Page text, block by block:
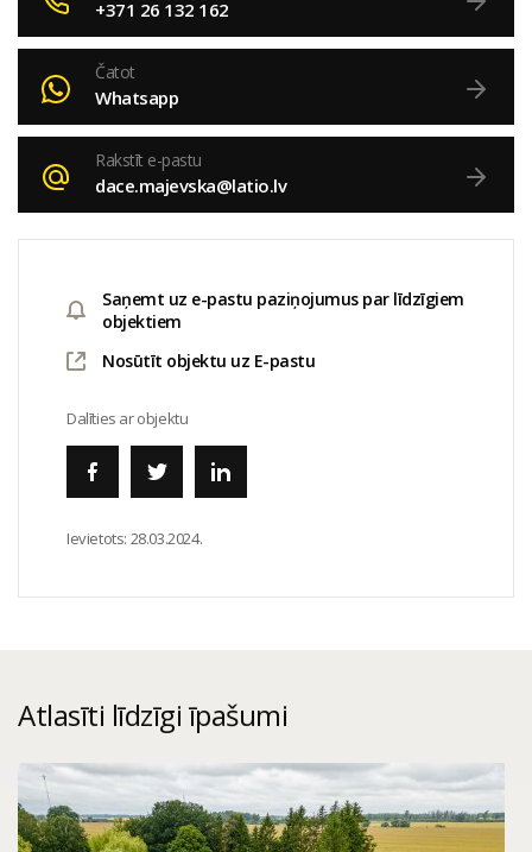
+371 26 132 162
Čatot
Whatsapp
Rakstīt e-pastu
dace.majevska@latio.lv
Saņemt uz e-pastu paziņojumus par līdzīgiem
objektiem
Nosūtīt objektu uz E-pastu
Dalīties ar objektu
Ievietots: 28.03.2024.
Atlasīti līdzīgi īpašumi